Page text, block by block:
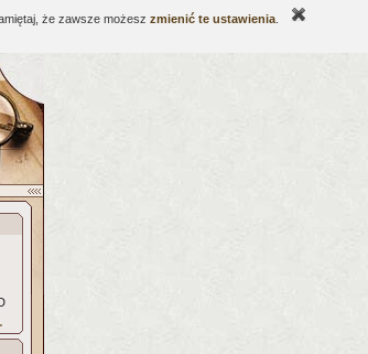
że zawsze możesz zmienić te ustawienia